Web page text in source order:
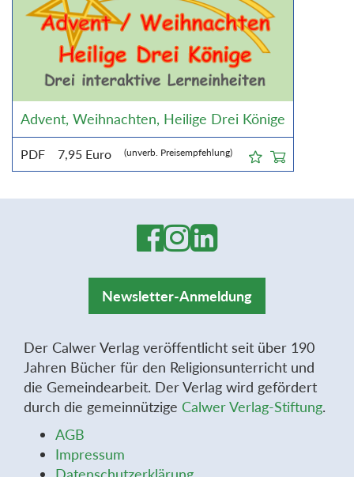
Advent, Weihnachten, Heilige Drei Könige
PDF 7,95 Euro (unverb. Preisempfehlung)
Newsletter-Anmeldung
Der Calwer Verlag veröffentlicht seit über 190
Jahren Bücher für den Religionsunterricht und
die Gemeindearbeit. Der Verlag wird gefördert
durch die gemeinnützige Calwer Verlag-Stiftung.
AGB
Impressum